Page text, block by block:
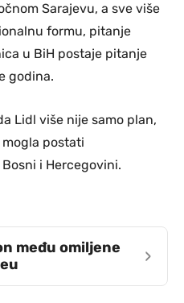
Sarajevu, a sve više
formu, pitanje
u BiH postaje pitanje
godina.
Lidl više nije samo plan,
postati
i Hercegovini.
među omiljene
›